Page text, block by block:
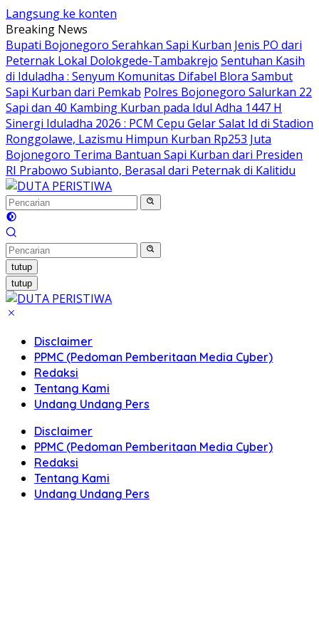
Langsung ke konten
Breaking News
Bupati Bojonegoro Serahkan Sapi Kurban Jenis PO dari
Peternak Lokal Dolokgede-Tambakrejo Sentuhan Kasih
di Iduladha : Senyum Komunitas Difabel Blora Sambut
Sapi Kurban dari Pemkab Polres Bojonegoro Salurkan 22
Sapi dan 40 Kambing Kurban pada Idul Adha 1447 H
Sinergi Iduladha 2026 : PCM Cepu Gelar Salat Id di Stadion
Ronggolawe, Lazismu Himpun Kurban Rp253 Juta
Bojonegoro Terima Bantuan Sapi Kurban dari Presiden
RI Prabowo Subianto, Berasal dari Peternak di Kalitidu
tutup
tutup
Disclaimer
PPMC (Pedoman Pemberitaan Media Cyber)
Redaksi
Tentang Kami
Undang Undang Pers
Disclaimer
PPMC (Pedoman Pemberitaan Media Cyber)
Redaksi
Tentang Kami
Undang Undang Pers